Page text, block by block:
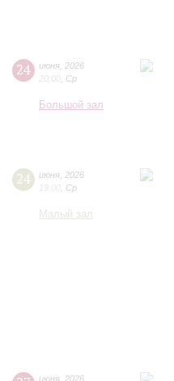
24 июня 2026
20:00 Ср
Большой зал
24 июня 2026
19:00 Ср
Малый зал
июня 2026